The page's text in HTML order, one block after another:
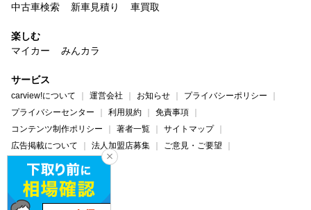
中古車検索
新車見積り 車買取
楽しむ
マイカー
みんカラ
サービス
carview!について 運営会社 お知らせ
プライバシーポリシー
プライバシーセンター
利用規約
免責事項
コンテンツ制作ポリシー
著者一覧
サイトマップ
広告掲載について
法人加盟店募集
ご意見・ご要望
ヘルプ・お問い合わせ
carview! Yahoo! JAPAN